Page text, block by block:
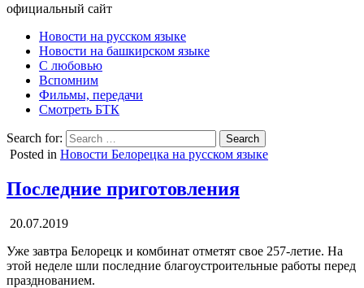
официальный сайт
Новости на русском языке
Новости на башкирском языке
С любовью
Вспомним
Фильмы, передачи
Смотреть БТК
Search for:
Posted in Новости Белорецка на русском языке
Последние приготовления
20.07.2019
Уже завтра Белорецк и комбинат отметят свое 257-летие. На
этой неделе шли последние благоустроительные работы перед
празднованием.